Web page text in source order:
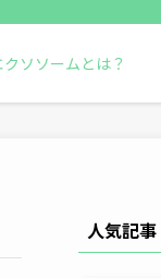
ソソームとは？
人気記事